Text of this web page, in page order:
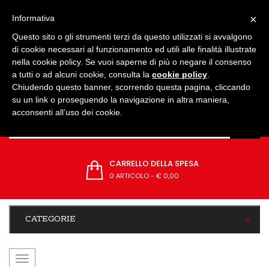
CARRELLO DELLA SPESA
0 ARTICOLO- € 0,00
CATEGORIE
navigazione
×
Informativa
Questo sito o gli strumenti terzi da questo utilizzati si avvalgono
di cookie necessari al funzionamento ed utili alle finalità illustrate
nella cookie policy. Se vuoi saperne di più o negare il consenso
a tutti o ad alcuni cookie, consulta la cookie policy
Chiudendo questo banner, scorrendo questa pagina, cliccando
su un link o proseguendo la navigazione in altra maniera,
acconsenti all’uso dei cookie.